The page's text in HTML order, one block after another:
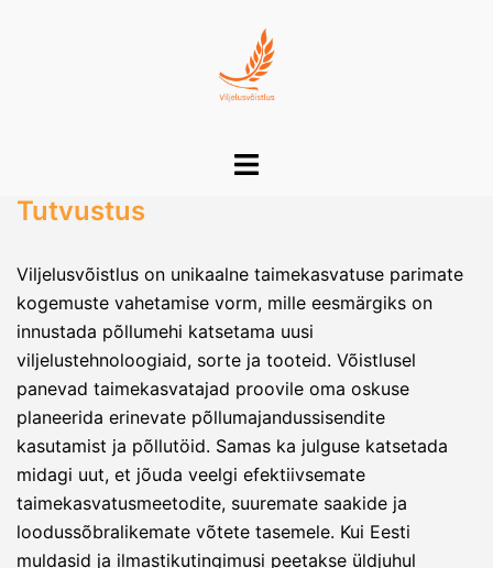
Toggle
Tutvustus
Viljelusvõistlus on unikaalne taimekasvatuse parimate
kogemuste vahetamise vorm, mille eesmärgiks on
innustada põllumehi katsetama uusi
viljelustehnoloogiaid, sorte ja tooteid. Võistlusel
panevad taimekasvatajad proovile oma oskuse
planeerida erinevate põllumajandussisendite
kasutamist ja põllutöid. Samas ka julguse katsetada
midagi uut, et jõuda veelgi efektiivsemate
taimekasvatusmeetodite, suuremate saakide ja
loodussõbralikemate võtete tasemele. Kui Eesti
muldasid ja ilmastikutingimusi peetakse üldjuhul